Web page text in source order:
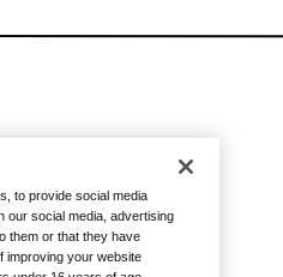
to provide social media
our social media, advertising
them or that they have
improving your website